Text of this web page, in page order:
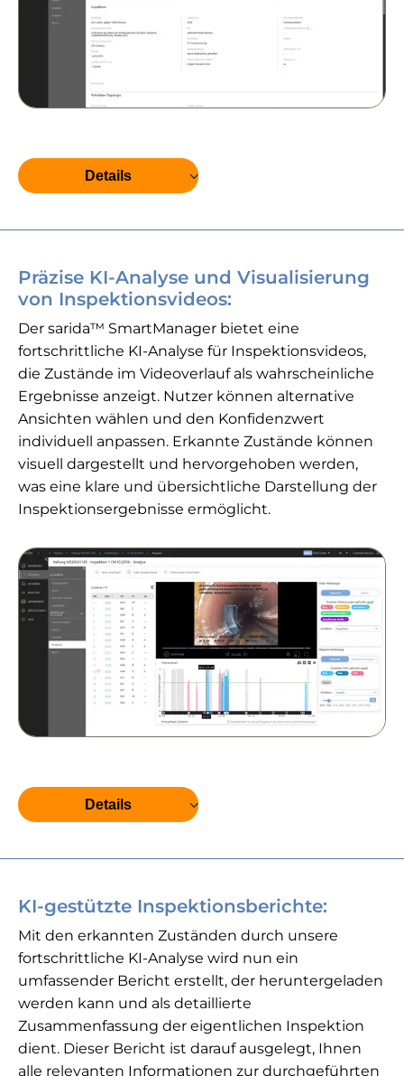
Details
Präzise KI-Analyse und Visualisierung
von Inspektionsvideos:
Der sarida™ SmartManager bietet eine
fortschrittliche KI-Analyse für Inspektionsvideos,
die Zustände im Videoverlauf als wahrscheinliche
Ergebnisse anzeigt. Nutzer können alternative
Ansichten wählen und den Konfidenzwert
individuell anpassen. Erkannte Zustände können
visuell dargestellt und hervorgehoben werden,
was eine klare und übersichtliche Darstellung der
Inspektionsergebnisse ermöglicht.
Details
KI-gestützte Inspektionsberichte:
Mit den erkannten Zuständen durch unsere
fortschrittliche KI-Analyse wird nun ein
umfassender Bericht erstellt, der heruntergeladen
werden kann und als detaillierte
Zusammenfassung der eigentlichen Inspektion
dient. Dieser Bericht ist darauf ausgelegt, Ihnen
alle relevanten Informationen zur durchgeführten